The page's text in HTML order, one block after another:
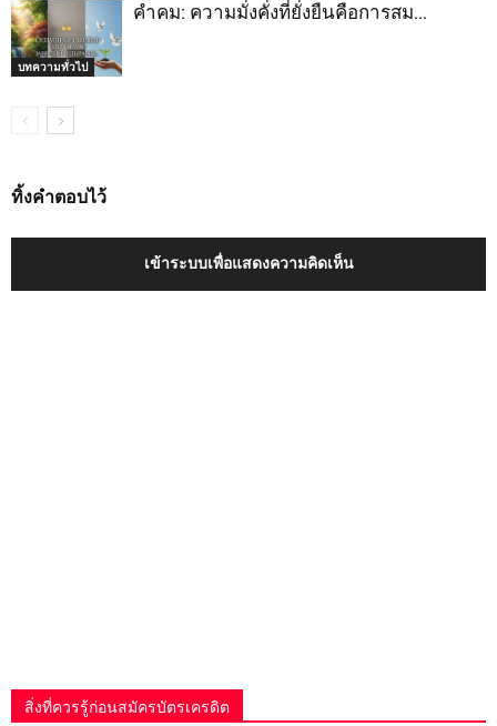
บทความทั่วไป
คำคม: ความมั่งคั่งที่ยั่งยืนคือการสม…
ทิ้งคำตอบไว้
เข้าระบบเพื่อแสดงความคิดเห็น
สิ่งที่ควรรู้ก่อนสมัครบัตรเครดิต